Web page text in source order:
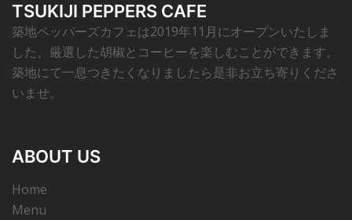
TSUKIJI PEPPERS CAFE
築地ペッパーズカフェは2019年11月にオープンいたしま
した。厳選した胡椒とコーヒーを楽しむことができます。
築地にて一息つきたくなりましたら是非お立ち寄りくださ
いませ。
ABOUT US
Home
Menu